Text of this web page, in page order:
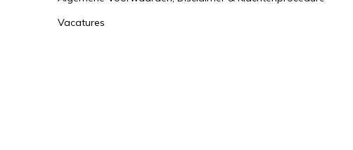
Vacatures